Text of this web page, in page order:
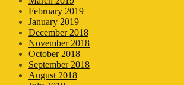
February 2019
January 2019
December 2018
November 2018
October 2018
September 2018
August 2018